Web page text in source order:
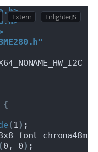
{
( 1 ) ;
(0, 0 ) ;